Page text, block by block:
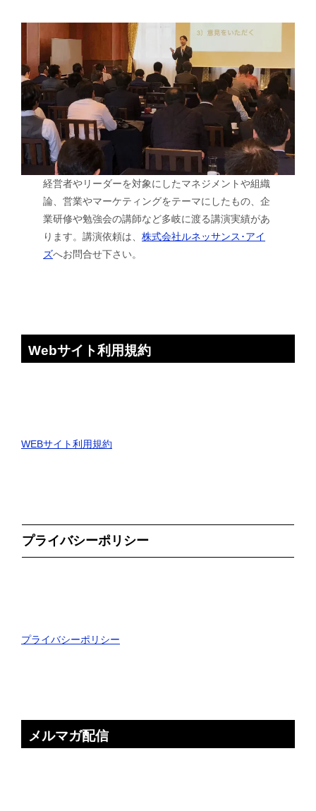
経営者やリーダーを対象にしたマネジメントや組織
論、営業やマーケティングをテーマにしたもの、企
業研修や勉強会の講師など多岐に渡る講演実績があ
ります。講演依頼は、株式会社ルネッサンス･アイ
ズへお問合せ下さい。
Webサイト利用規約
WEBサイト利用規約
プライバシーポリシー
プライバシーポリシー
メルマガ配信